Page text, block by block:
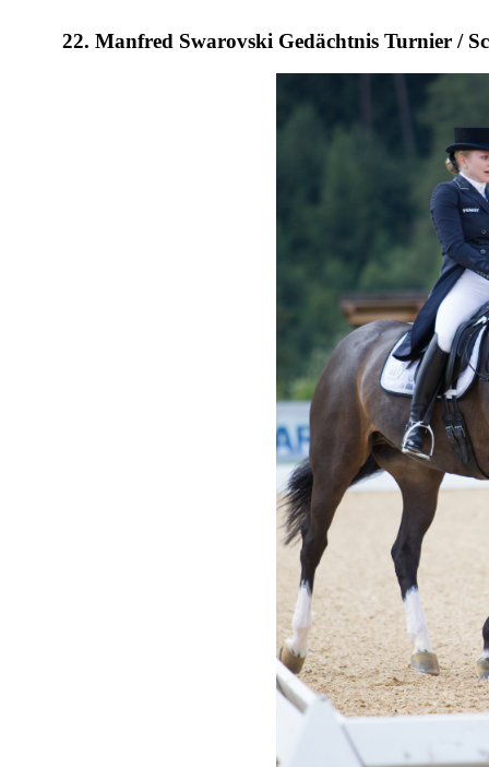
22. Manfred Swarovski Gedächtnis Turnier /